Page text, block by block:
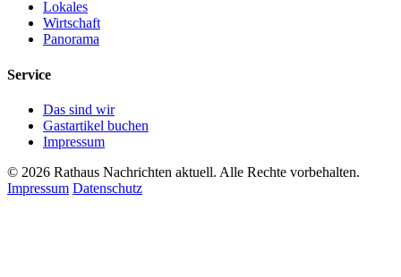
Lokales
Wirtschaft
Panorama
Service
Das sind wir
Gastartikel buchen
Impressum
© 2026 Rathaus Nachrichten aktuell. Alle Rechte vorbehalten.
Impressum Datenschutz